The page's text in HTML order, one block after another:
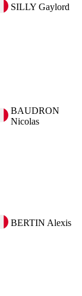
SILLY Gaylord
BAUDRON
Nicolas
BERTIN Alexis